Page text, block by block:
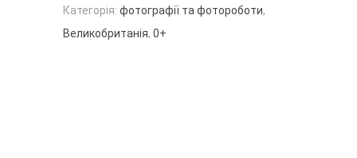
Категорія: фотографії та фотороботи,
Великобританія, 0+